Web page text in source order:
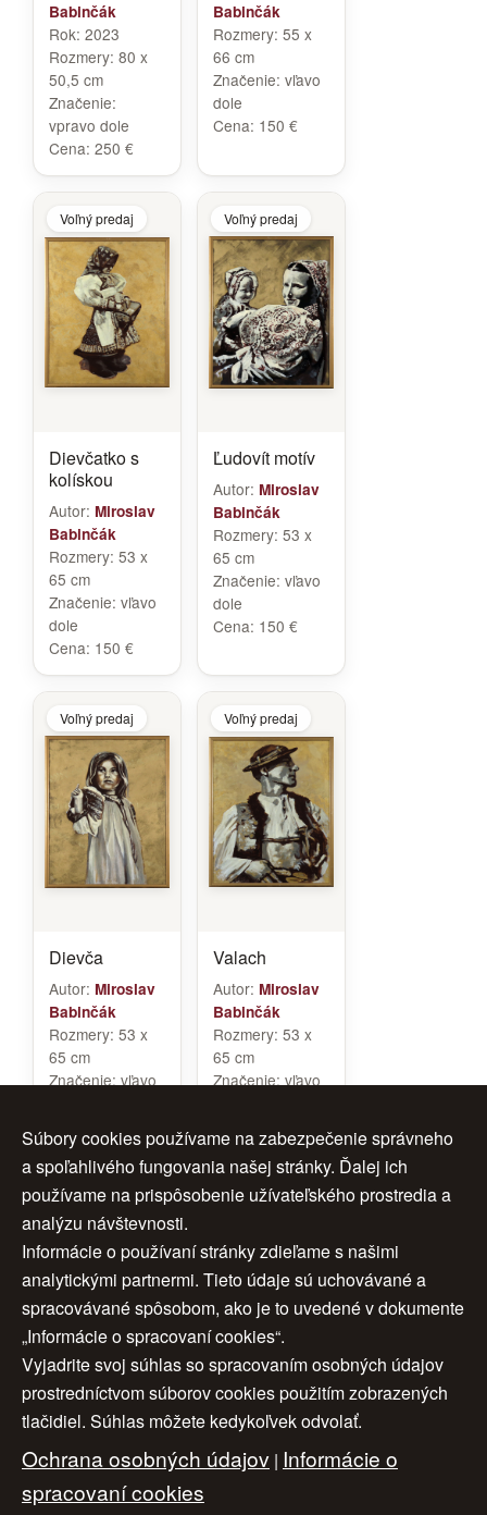
Babinčák
Rok: 2023
Rozmery: 80 x
50,5 cm
Značenie:
vpravo dole
Cena: 250 €
Babinčák
Rozmery: 55 x
66 cm
Značenie: vľavo
dole
Cena: 150 €
Voľný predaj
Dievčatko s
kolískou
Autor: Miroslav
Babinčák
Rozmery: 53 x
65 cm
Značenie: vľavo
dole
Cena: 150 €
Voľný predaj
Ľudovít motív
Autor: Miroslav
Babinčák
Rozmery: 53 x
65 cm
Značenie: vľavo
dole
Cena: 150 €
Voľný predaj
Dievča
Autor: Miroslav
Babinčák
Rozmery: 53 x
65 cm
Značenie:vľavo
Voľný predaj
Valach
Autor: Miroslav
Babinčák
Rozmery: 53 x
65 cm
Značenie:vľavo
>>
Úvod | O nás | Obchodné podmienky |
Ochrana osobných údajov | Cookies
Nastavenia cookies | Cenník | Aktuality | Kontakt
|
Súbory cookies používame na zabezpečenie správneho
a spoľahlivého fungovania našej stránky. Ďalej ich
používame na prispôsobenie užívateľského prostredia a
analýzu návštevnosti.
Informácie o používaní stránky zdieľame s našimi
analytickými partnermi. Tieto údaje sú uchovávané a
spracovávané spôsobom, ako je to uvedené v dokumente
„Informácie o spracovaní cookies“.
Vyjadrite svoj súhlas so spracovaním osobných údajov
prostredníctvom súborov cookies použitím zobrazených
tlačidiel. Súhlas môžete kedykoľvek odvolať.
Ochrana osobných údajov | Informácie o
spracovaní cookies